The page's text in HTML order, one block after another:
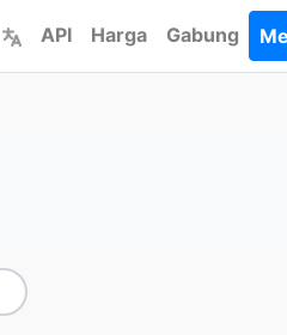
API Harga Gabung